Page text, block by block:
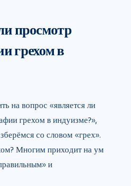
просмотр
грехом в
на вопрос «является ли
грехом в индуизме?»,
со словом «грех».
Многим приходит на ум
и